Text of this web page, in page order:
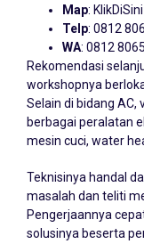
Map: KlikDiSini
Telp: 0812
WA: 0812
Rekomendasi
workshopnya
Selain di bidang AC,
berbagai peralatan
mesin cuci, water
Teknisinya handal
masalah dan teliti
Pengerjaannya
solusinya beserta